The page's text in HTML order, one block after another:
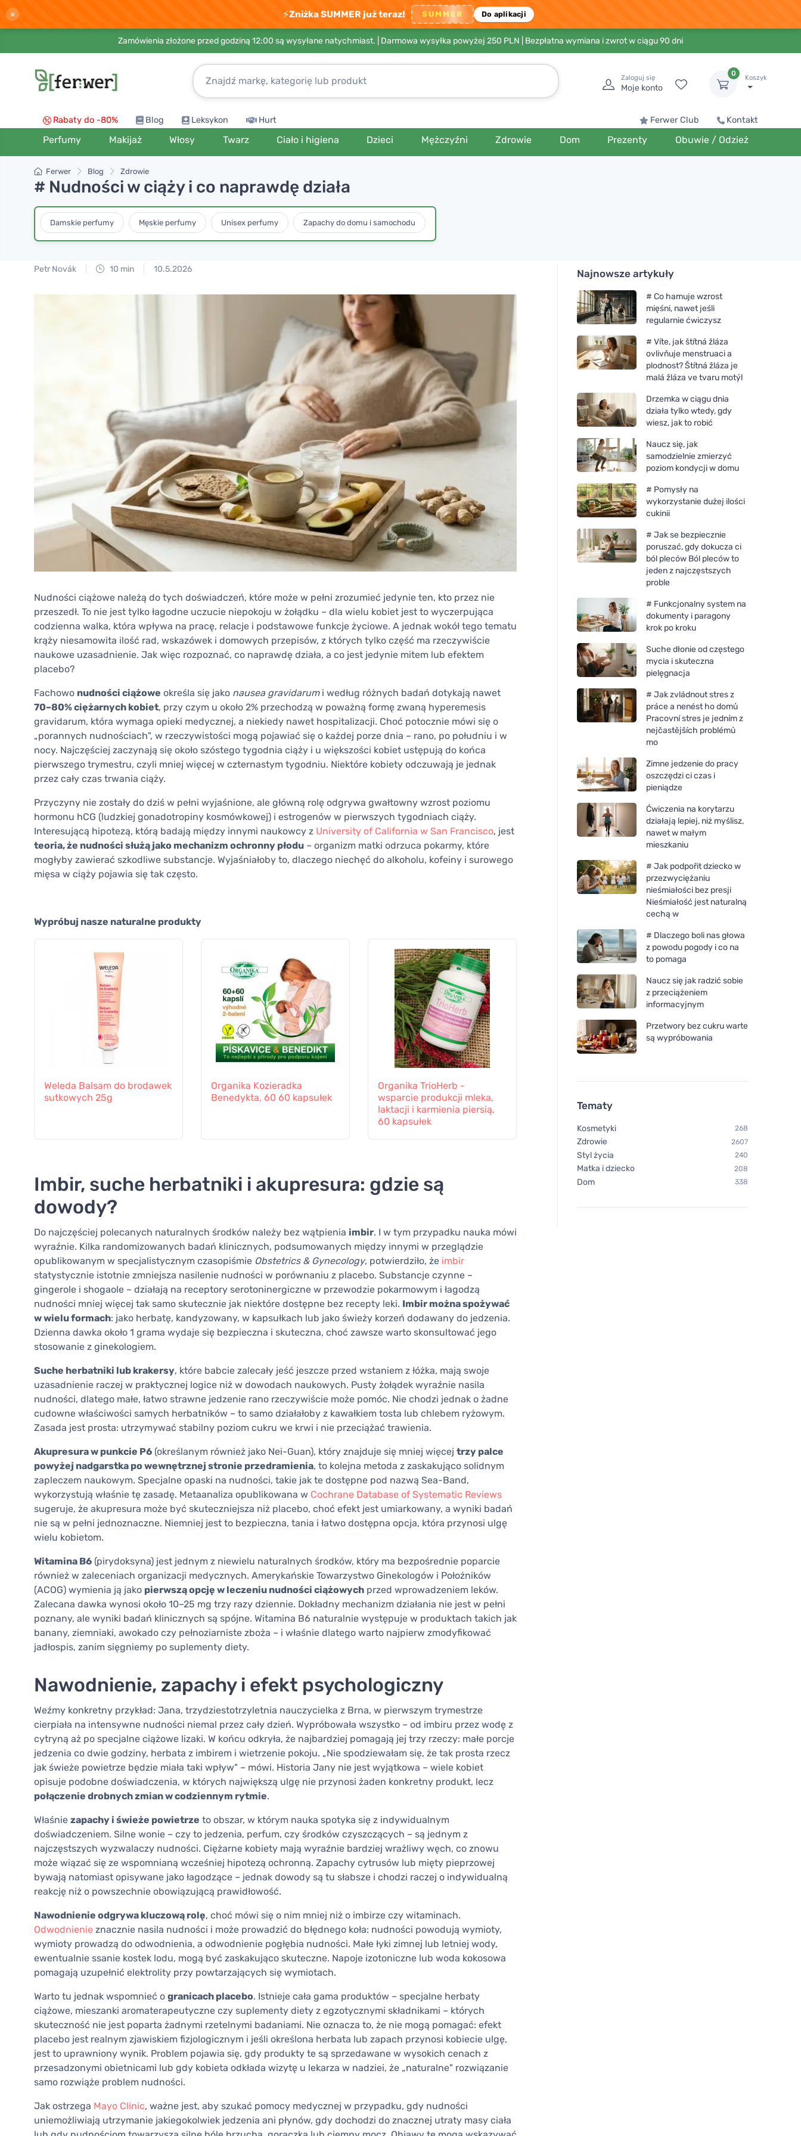
× ⚡Zniżka SUMMER już teraz! SUMMER Do aplikacji
Zamówienia złożone przed godziną 12:00 są wysyłane natychmiast. | Darmowa wysyłka powyżej 250 PLN | Bezpłatna wymiana i zwrot w ciągu 90 dni
Zaloguj się
Moje konto
0
Koszyk
Rabaty do -80% Blog Leksykon Hurt Ferwer Club Kontakt
Perfumy Makijaż Włosy Twarz Ciało i higiena Dzieci Mężczyźni Zdrowie Dom Prezenty Obuwie / Odzież
Ferwer Blog Zdrowie
# Nudności w ciąży i co naprawdę działa
Damskie perfumy Męskie perfumy Unisex perfumy Zapachy do domu i samochodu
Petr Novák 10 min 10.5.2026
Nudności ciążowe należą do tych doświadczeń, które może w pełni zrozumieć jedynie ten, kto przez nie
przeszedł. To nie jest tylko łagodne uczucie niepokoju w żołądku – dla wielu kobiet jest to wyczerpująca
codzienna walka, która wpływa na pracę, relacje i podstawowe funkcje życiowe. A jednak wokół tego tematu
krąży niesamowita ilość rad, wskazówek i domowych przepisów, z których tylko część ma rzeczywiście
naukowe uzasadnienie. Jak więc rozpoznać, co naprawdę działa, a co jest jedynie mitem lub efektem
placebo?
Fachowo nudności ciążowe określa się jako nausea gravidarumi według różnych badań dotykają nawet
70–80% ciężarnych kobiet, przy czym u około 2% przechodzą w poważną formę zwaną hyperemesis
gravidarum, która wymaga opieki medycznej, a niekiedy nawet hospitalizacji. Choć potocznie mówi się o
„porannych nudnościach", w rzeczywistości mogą pojawiać się o każdej porze dnia – rano, po południu i w
nocy. Najczęściej zaczynają się około szóstego tygodnia ciąży i u większości kobiet ustępują do końca
pierwszego trymestru, czyli mniej więcej w czternastym tygodniu. Niektóre kobiety odczuwają je jednak
przez cały czas trwania ciąży.
Przyczyny nie zostały do dziś w pełni wyjaśnione, ale główną rolę odgrywa gwałtowny wzrost poziomu
hormonu hCG (ludzkiej gonadotropiny kosmówkowej) i estrogenów w pierwszych tygodniach ciąży.
Interesującą hipotezą, którą badają między innymi naukowcy z University of California w San Francisco, jest
teoria, że nudności służą jako mechanizm ochronny płodu – organizm matki odrzuca pokarmy, które
mogłyby zawierać szkodliwe substancje. Wyjaśniałoby to, dlaczego niechęć do alkoholu, kofeiny i surowego
mięsa w ciąży pojawia się tak często.
Wypróbuj nasze naturalne produkty
Weleda Balsam do brodawek
sutkowych 25g
Organika Kozieradka
Benedykta, 60 60 kapsułek
Organika TrioHerb -
wsparcie produkcji mleka,
laktacji i karmienia piersią,
60 kapsułek
Organika Benedyktynka 500
Organika
Imbir, suche herbatniki i akupresura: gdzie są
dowody?
Do najczęściej polecanych naturalnych środków należy bez wątpienia imbir. I w tym przypadku nauka mówi
wyraźnie. Kilka randomizowanych badań klinicznych, podsumowanych między innymi w przeglądzie
opublikowanym w specjalistycznym czasopiśmie Obstetrics & Gynecology, potwierdziło, że imbir
statystycznie istotnie zmniejsza nasilenie nudności w porównaniu z placebo. Substancje czynne –
gingerole i shogaole – działają na receptory serotoninergiczne w przewodzie pokarmowym i łagodzą
nudności mniej więcej tak samo skutecznie jak niektóre dostępne bez recepty leki. Imbir można spożywać
w wielu formach: jako herbatę, kandyzowany, w kapsułkach lub jako świeży korzeń dodawany do jedzenia.
Dzienna dawka około 1 grama wydaje się bezpieczna i skuteczna, choć zawsze warto skonsultować jego
stosowanie z ginekologiem.
Suche herbatniki lub krakersy, które babcie zalecały jeść jeszcze przed wstaniem z łóżka, mają swoje
uzasadnienie raczej w praktycznej logice niż w dowodach naukowych. Pusty żołądek wyraźnie nasila
nudności, dlatego małe, łatwo strawne jedzenie rano rzeczywiście może pomóc. Nie chodzi jednak o żadne
cudowne właściwości samych herbatników – to samo działałoby z kawałkiem tosta lub chlebem ryżowym.
Zasada jest prosta: utrzymywać stabilny poziom cukru we krwi i nie przeciążać trawienia.
Akupresura w punkcie P6 (określanym również jako Nei-Guan), który znajduje się mniej więcej trzy palce
powyżej nadgarstka po wewnętrznej stronie przedramienia, to kolejna metoda z zaskakująco solidnym
zapleczem naukowym. Specjalne opaski na nudności, takie jak te dostępne pod nazwą Sea-Band,
wykorzystują właśnie tę zasadę. Metaanaliza opublikowana w Cochrane Database of Systematic Reviews
sugeruje, że akupresura może być skuteczniejsza niż placebo, choć efekt jest umiarkowany, a wyniki badań
nie są w pełni jednoznaczne. Niemniej jest to bezpieczna, tania i łatwo dostępna opcja, która przynosi ulgę
wielu kobietom.
Witamina B6 (pirydoksyna) jest jednym z niewielu naturalnych środków, który ma bezpośrednie poparcie
również w zaleceniach organizacji medycznych. Amerykańskie Towarzystwo Ginekologów i Położników
(ACOG) wymienia ją jako pierwszą opcję w leczeniu nudności ciążowych przed wprowadzeniem leków.
Zalecana dawka wynosi około 10–25 mg trzy razy dziennie. Dokładny mechanizm działania nie jest w pełni
poznany, ale wyniki badań klinicznych są spójne. Witamina B6 naturalnie występuje w produktach takich jak
banany, ziemniaki, awokado czy pełnoziarniste zboża – i właśnie dlatego warto najpierw zmodyfikować
jadłospis, zanim sięgniemy po suplementy diety.
Nawodnienie, zapachy i efekt psychologiczny
Weźmy konkretny przykład: Jana, trzydziestotrzyletnia nauczycielka z Brna, w pierwszym trymestrze
cierpiała na intensywne nudności niemal przez cały dzień. Wypróbowała wszystko – od imbiru przez wodę z
cytryną aż po specjalne ciążowe lizaki. W końcu odkryła, że najbardziej pomagają jej trzy rzeczy: małe porcje
jedzenia co dwie godziny, herbata z imbirem i wietrzenie pokoju. „Nie spodziewałam się, że tak prosta rzecz
jak świeże powietrze będzie miała taki wpływ" – mówi. Historia Jany nie jest wyjątkowa – wiele kobiet
opisuje podobne doświadczenia, w których największą ulgę nie przynosi żaden konkretny produkt, lecz
połączenie drobnych zmian w codziennym rytmie.
Właśnie zapachy i świeże powietrze to obszar, w którym nauka spotyka się z indywidualnym
doświadczeniem. Silne wonie – czy to jedzenia, perfum, czy środków czyszczących – są jednym z
najczęstszych wyzwalaczy nudności. Ciężarne kobiety mają wyraźnie bardziej wrażliwy węch, co znowu
może wiązać się ze wspomnianą wcześniej hipotezą ochronną. Zapachy cytrusów lub mięty pieprzowej
bywają natomiast opisywane jako łagodzące – jednak dowody są tu słabsze i chodzi raczej o indywidualną
reakcję niż o powszechnie obowiązującą prawidłowość.
Nawodnienie odgrywa kluczową rolę, choć mówi się o nim mniej niż o imbirze czy witaminach.
Odwodnienie znacznie nasila nudności i może prowadzić do błędnego koła: nudności powodują wymioty,
wymioty prowadzą do odwodnienia, a odwodnienie pogłębia nudności. Małe łyki zimnej lub letniej wody,
ewentualnie ssanie kostek lodu, mogą być zaskakująco skuteczne. Napoje izotoniczne lub woda kokosowa
pomagają uzupełnić elektrolity przy powtarzających się wymiotach.
Warto tu jednak wspomnieć o granicach placebo. Istnieje cała gama produktów – specjalne herbaty
ciążowe, mieszanki aromaterapeutyczne czy suplementy diety z egzotycznymi składnikami – których
skuteczność nie jest poparta żadnymi rzetelnymi badaniami. Nie oznacza to, że nie mogą pomagać: efekt
placebo jest realnym zjawiskiem fizjologicznym i jeśli określona herbata lub zapach przynosi kobiecie ulgę,
jest to uprawniony wynik. Problem pojawia się, gdy produkty te są sprzedawane w wysokich cenach z
przesadzonymi obietnicami lub gdy kobieta odkłada wizytę u lekarza w nadziei, że „naturalne" rozwiązanie
samo rozwiąże problem nudności.
Jak ostrzega Mayo Clinic, ważne jest, aby szukać pomocy medycznej w przypadku, gdy nudności
uniemożliwiają utrzymanie jakiegokolwiek jedzenia ani płynów, gdy dochodzi do znacznej utraty masy ciała
Najnowsze artykuły
# Co hamuje wzrost
mięśni, nawet jeśli
regularnie ćwiczysz
# Víte, jak štítná žláza
ovlivňuje menstruaci a
plodnost? Štítná žláza je
malá žláza ve tvaru motýl
Drzemka w ciągu dnia
działa tylko wtedy, gdy
wiesz, jak to robić
Naucz się, jak
samodzielnie zmierzyć
poziom kondycji w domu
# Pomysły na
wykorzystanie dużej ilości
cukinii
# Jak se bezpiecznie
poruszać, gdy dokucza ci
ból pleców Ból pleców to
jeden z najczęstszych
proble
# Funkcjonalny system na
dokumenty i paragony
krok po kroku
Suche dłonie od częstego
mycia i skuteczna
pielęgnacja
# Jak zvládnout stres z
práce a nenést ho domů
Pracovní stres je jedním z
nejčastějších problémů
mo
Zimne jedzenie do pracy
oszczędzi ci czas i
pieniądze
Ćwiczenia na korytarzu
działają lepiej, niż myślisz,
nawet w małym
mieszkaniu
# Jak podpořit dziecko w
przezwyciężaniu
nieśmiałości bez presji
Nieśmiałość jest naturalną
cechą w
# Dlaczego boli nas głowa
z powodu pogody i co na
to pomaga
Naucz się jak radzić sobie
z przeciążeniem
informacyjnym
Przetwory bez cukru warte
są wypróbowania
Tematy
Kosmetyki 268
Zdrowie 2607
Styl życia 240
Matka i dziecko 208
Dom 338